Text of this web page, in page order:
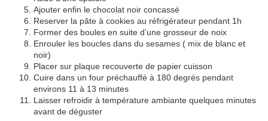
Ajouter enfin le chocolat noir concassé
Reserver la pâte à cookies au réfrigérateur pendant 1h
Former des boules en suite d’une grosseur de noix
Enrouler les boucles dans du sesames ( mix de blanc et
noir)
Placer sur plaque recouverte de papier cuisson
Cuire dans un four préchauffé à 180 degrés pendant
environs 11 à 13 minutes
Laisser refroidir à température ambiante quelques minutes
avant de déguster